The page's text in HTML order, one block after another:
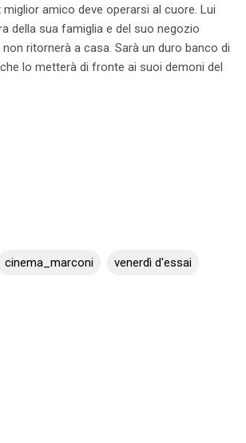
amico deve operarsi al cuore. Lui
della sua famiglia e del suo negozio
ritornerà a casa. Sarà un duro banco di
lo metterà di fronte ai suoi demoni del
cinema_marconi venerdì d'essai